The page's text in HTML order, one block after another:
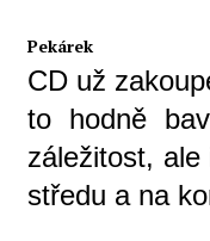
Pekárek
CD už
to hodně
záležitost,
středu a na